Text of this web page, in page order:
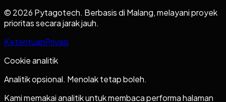
© 2026 Pytagotech. Berbasis di Malang, melayani proyek
prioritas secara jarak jauh.
KetentuanPrivasi
Cookie analitik
Analitik opsional. Menolak tetap boleh.
Kami memakai analitik untuk membaca performa halaman